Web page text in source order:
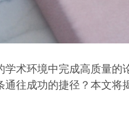
术环境中完成高质量的
往成功的捷径？本文将